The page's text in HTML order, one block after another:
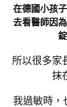
在德國小孩
去看醫師因
所以很多家
抹
我過敏時，